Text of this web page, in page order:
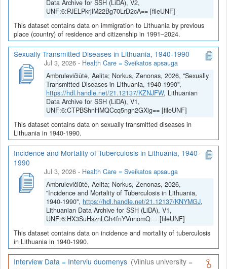
Data Archive for SSH (LiDA), V2,
UNF:6:PJELPkrjlM22Bg70LrD2cA== [fileUNF]
This dataset contains data on immigration to Lithuania by previous
place (country) of residence and citizenship in 1991–2024.
Sexually Transmitted Diseases in Lithuania, 1940-1990
Jul 3, 2026 - Health Care = Sveikatos apsauga
Ambrulevičiūtė, Aelita; Norkus, Zenonas, 2026, "Sexually
Transmitted Diseases in Lithuania, 1940-1990",
https://hdl.handle.net/21.12137/KZNJFW, Lithuanian
Data Archive for SSH (LiDA), V1,
UNF:6:CTPBShnHMQCcq5ngn2GXig== [fileUNF]
This dataset contains data on sexually transmitted diseases in
Lithuania in 1940-1990.
Incidence and Mortality of Tuberculosis in Lithuania, 1940-
1990
Jul 3, 2026 - Health Care = Sveikatos apsauga
Ambrulevičiūtė, Aelita; Norkus, Zenonas, 2026,
"Incidence and Mortality of Tuberculosis in Lithuania,
1940-1990", https://hdl.handle.net/21.12137/KNYMGJ,
Lithuanian Data Archive for SSH (LiDA), V1,
UNF:6:HX3SuHsznLGh4fnYVnnomQ== [fileUNF]
This dataset contains data on incidence and mortality of tuberculosis
in Lithuania in 1940-1990.
Interview Data = Interviu duomenys (Vilnius university =